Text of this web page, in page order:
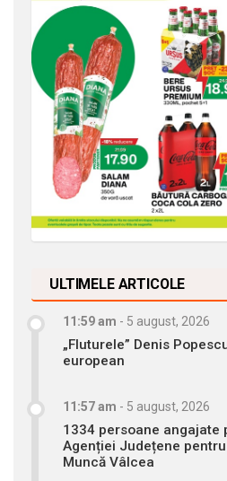
ULTIMELE ARTICOLE
11:59 am - 5 august, 2026
„Fluturele” Denis
european
11:57 am - 5 august, 2026
1334 persoane angajate
Agenției Județene
Muncă Vâlcea